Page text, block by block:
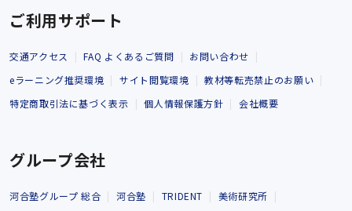
ご利用サポート
交通アクセス FAQ よくあるご質問
お問い合わせ
eラーニング推奨環境
サイト閲覧環境
教材等転売禁止のお願い
特定商取引法に基づく表示
個人情報保護方針 会社概要
グループ会社
河合塾グループ 総合 河合塾 TRIDENT
美術研究所